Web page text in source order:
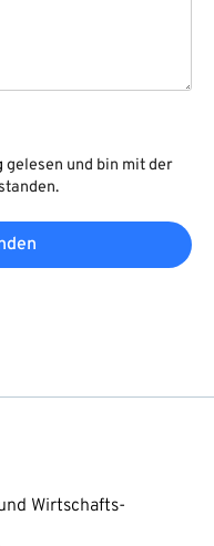
gelesen und bin mit der
Wirtschafts-